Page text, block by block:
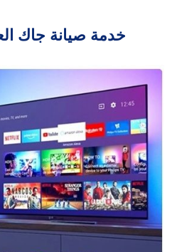
خدمة صيانة جاك